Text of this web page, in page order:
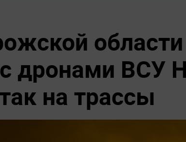
дронами ВСУ
на трассы